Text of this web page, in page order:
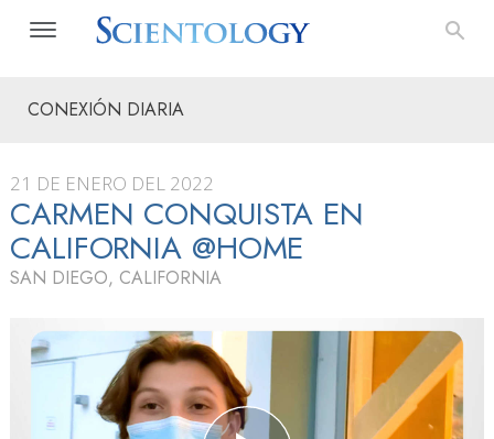
CONEXIÓN DIARIA
21 DE ENERO DEL 2022
CARMEN CONQUISTA EN
CALIFORNIA @HOME
SAN DIEGO, CALIFORNIA